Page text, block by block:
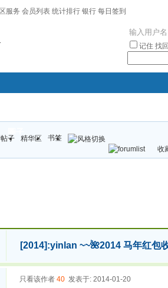
服务 会员列表 统计排行 银行 每日签到
记住 找
子 精华区
书签
收
[2014]:yinlan ~~🌺2014 马年红包
只看该作者 40 发表于: 2014-01-20